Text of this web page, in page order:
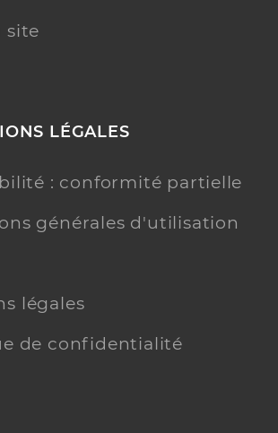
site
LÉGALES
: conformité partielle
générales d'utilisation
légales
de confidentialité